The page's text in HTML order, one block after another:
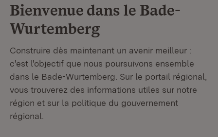
Bienvenue dans le Bade-
Wurtemberg
Construire dès maintenant un avenir meilleur :
c'est l'objectif que nous poursuivons ensemble
dans le Bade-Wurtemberg. Sur le portail régional,
vous trouverez des informations utiles sur notre
région et sur la politique du gouvernement
régional.